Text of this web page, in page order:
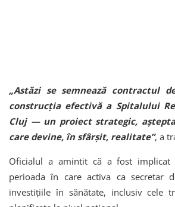
„Astăzi se semnează contractul
construcția efectivă a Spitalului
Cluj — un proiect strategic,
care devine, în sfârșit, realitate”, a
Oficialul a amintit că a fost
perioada în care activa ca secretar
investițiile în sănătate, inclusiv cele